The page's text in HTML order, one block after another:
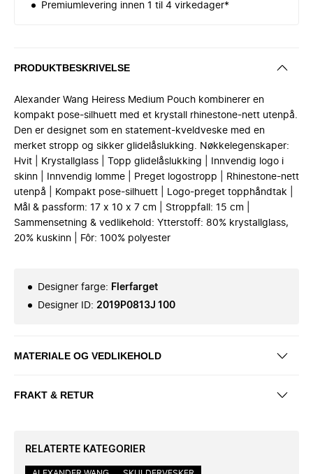
Premiumlevering innen 1 til 4 virkedager*
PRODUKTBESKRIVELSE
Alexander Wang Heiress Medium Pouch kombinerer en
kompakt pose-silhuett med et krystall rhinestone-nett utenpå.
Den er designet som en statement-kveldveske med en
merket stropp og sikker glidelåslukking. Nøkkelegenskaper:
Hvit | Krystallglass | Topp glidelåslukking | Innvendig logo i
skinn | Innvendig lomme | Preget logostropp | Rhinestone-nett
utenpå | Kompakt pose-silhuett | Logo-preget topphåndtak |
Mål & passform: 17 x 10 x 7 cm | Stroppfall: 15 cm |
Sammensetning & vedlikehold: Ytterstoff: 80% krystallglass,
20% kuskinn | Fôr: 100% polyester
Designer farge: Flerfarget
Designer ID: 2019P0813J 100
MATERIALE OG VEDLIKEHOLD
FRAKT & RETUR
RELATERTE KATEGORIER